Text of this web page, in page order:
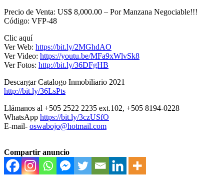
Precio de Venta: US$ 8,000.00 – Por Manzana Negociable!!!
Código: VFP-48
Clic aquí
Ver Web: https://bit.ly/2MGhdAO
Ver Video: https://youtu.be/MFa9xWlvSk8
Ver Fotos: http://bit.ly/36DFgHB
Descargar Catalogo Inmobiliario 2021
http://bit.ly/36LsPts
Llámanos al +505 2522 2235 ext.102, +505 8194-0228
WhatsApp https://bit.ly/3czUSfO
E-mail- oswabojo@hotmail.com
Compartir anuncio